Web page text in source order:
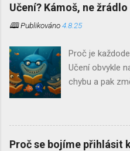
Učení? Kámoš, ne žrádlo
🕮 Publikováno4.8.25
Proč je
Učení obvykle
chybu a pak
při jejich
Proč se bojíme přihlásit